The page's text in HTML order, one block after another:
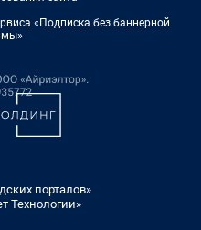
«Подписка без баннерной
порталов»
Технологии»